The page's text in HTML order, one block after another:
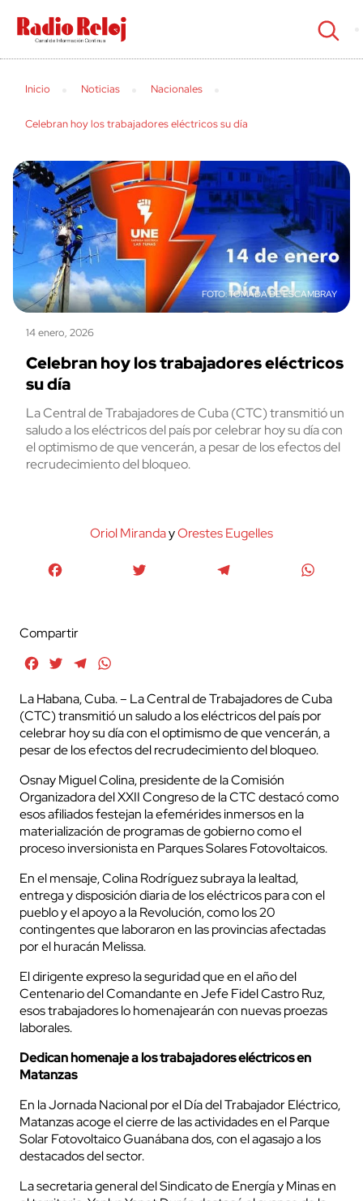
cerrar
Inicio Noticias Nacionales
Celebran hoy los trabajadores eléctricos su día
TOMADA DE ESCAMBRAY
14 enero, 2026
Celebran hoy los trabajadores eléctricos
su día
La Central de Trabajadores de Cuba (CTC) transmitió un
saludo a los eléctricos del país por celebrar hoy su día con
el optimismo de que vencerán, a pesar de los efectos del
recrudecimiento del bloqueo.
Oriol MirandayOrestes Eugelles
Compartir
FacebookTwitterTelegram
La Habana, Cuba. – La Central de Trabajadores de Cuba
(CTC) transmitió un saludo a los eléctricos del país por
celebrar hoy su día con el optimismo de que vencerán, a
pesar de los efectos del recrudecimiento del bloqueo.
Osnay Miguel Colina, presidente de la Comisión
Organizadora del XXII Congreso de la CTC destacó como
esos afiliados festejan la efemérides inmersos en la
materialización de programas de gobierno como el
proceso inversionista en Parques Solares Fotovoltaicos.
En el mensaje, Colina Rodríguez subraya la lealtad,
entrega y disposición diaria de los eléctricos para con el
pueblo y el apoyo a la Revolución, como los 20
contingentes que laboraron en las provincias afectadas
por el huracán Melissa.
El dirigente expreso la seguridad que en el año del
Centenario del Comandante en Jefe Fidel Castro Ruz,
esos trabajadores lo homenajearán con nuevas proezas
laborales.
Dedican homenaje a los trabajadores eléctricos en
Matanzas
En la Jornada Nacional por el Día del Trabajador Eléctrico,
Matanzas acoge el cierre de las actividades en el Parque
Solar Fotovoltaico Guanábana dos, con el agasajo a los
destacados del sector.
La secretaria general del Sindicato de Energía y Minas en